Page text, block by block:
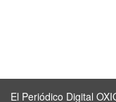
El Periódico Digital